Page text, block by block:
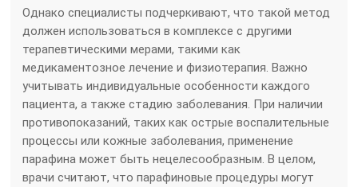
Однако специалисты подчеркивают, что такой метод
должен использоваться в комплексе с другими
терапевтическими мерами, такими как
медикаментозное лечение и физиотерапия. Важно
учитывать индивидуальные особенности каждого
пациента, а также стадию заболевания. При наличии
противопоказаний, таких как острые воспалительные
процессы или кожные заболевания, применение
парафина может быть нецелесообразным. В целом,
врачи считают, что парафиновые процедуры могут